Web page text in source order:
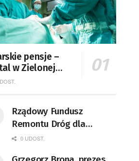
pensje –
w Zielonej
podaje dane
Rządowy Fundusz
Remontu Dróg dla
województwa lubuskiego
0 UDOST.